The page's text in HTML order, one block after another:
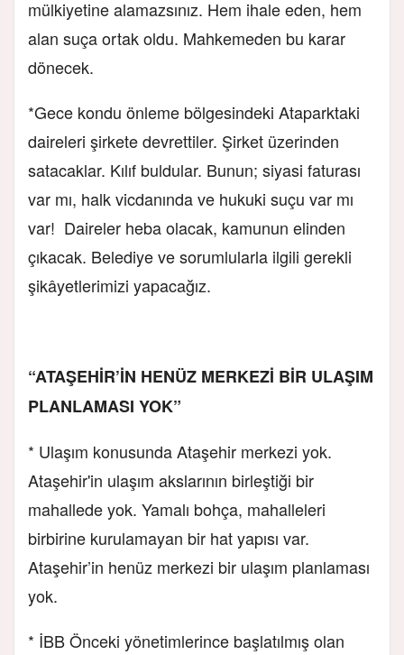
mülkiyetine alamazsınız. Hem ihale eden, hem
alan suça ortak oldu. Mahkemeden bu karar
dönecek.
*Gece kondu önleme bölgesindeki Ataparktaki
daireleri şirkete devrettiler. Şirket üzerinden
satacaklar. Kılıf buldular. Bunun; siyasi faturası
var mı, halk vicdanında ve hukuki suçu var mı
var! Daireler heba olacak, kamunun elinden
çıkacak. Belediye ve sorumlularla ilgili gerekli
şikâyetlerimizi yapacağız.
“ATAŞEHİR’İN HENÜZ MERKEZİ BİR ULAŞIM
PLANLAMASI YOK”
* Ulaşım konusunda Ataşehir merkezi yok.
Ataşehir'in ulaşım akslarının birleştiği bir
mahallede yok. Yamalı bohça, mahalleleri
birbirine kurulamayan bir hat yapısı var.
Ataşehir’in henüz merkezi bir ulaşım planlaması
yok.
* İBB Önceki yönetimlerince başlatılmış olan